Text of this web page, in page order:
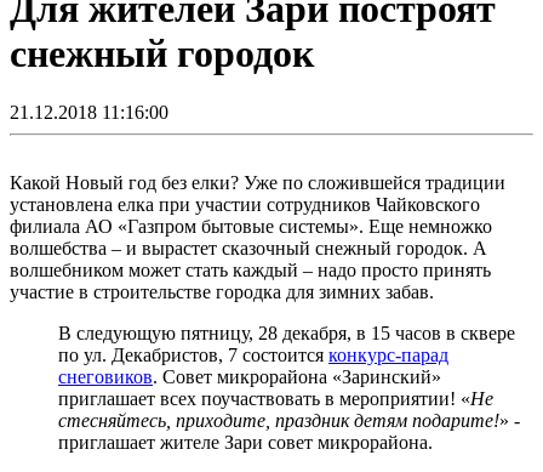
снежный городок
21.12.2018 11:16:00
Какой Новый год без елки? Уже по сложившейся традиции
установлена елка при участии сотрудников Чайковского
филиала АО «Газпром бытовые системы». Еще немножко
волшебства – и вырастет сказочный снежный городок. А
волшебником может стать каждый – надо просто принять
участие в строительстве городка для зимних забав.
В следующую пятницу, 28 декабря, в 15 часов в сквере
по ул. Декабристов, 7 состоится конкурс-парад
снеговиков. Совет микрорайона «Заринский»
приглашает всех поучаствовать в мероприятии! «Не
стесняйтесь, приходите, праздник детям подарите!» -
приглашает жителе Зари совет микрорайона.